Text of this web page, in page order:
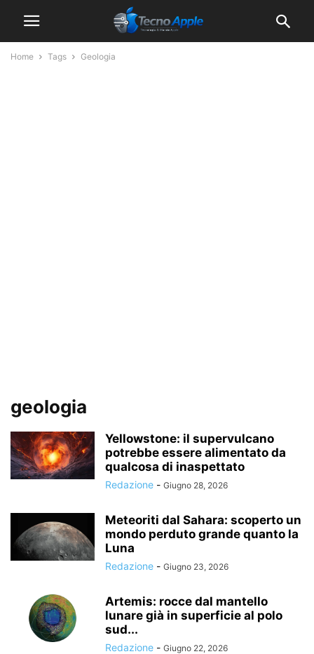
Home Tags Geologia
geologia
Yellowstone: il supervulcano
potrebbe essere alimentato da
qualcosa di inaspettato
Redazione - Giugno 28, 2026
Meteoriti dal Sahara: scoperto un
mondo perduto grande quanto la
Luna
Redazione - Giugno 23, 2026
Artemis: rocce dal mantello
lunare già in superficie al polo
sud...
Redazione - Giugno 22, 2026